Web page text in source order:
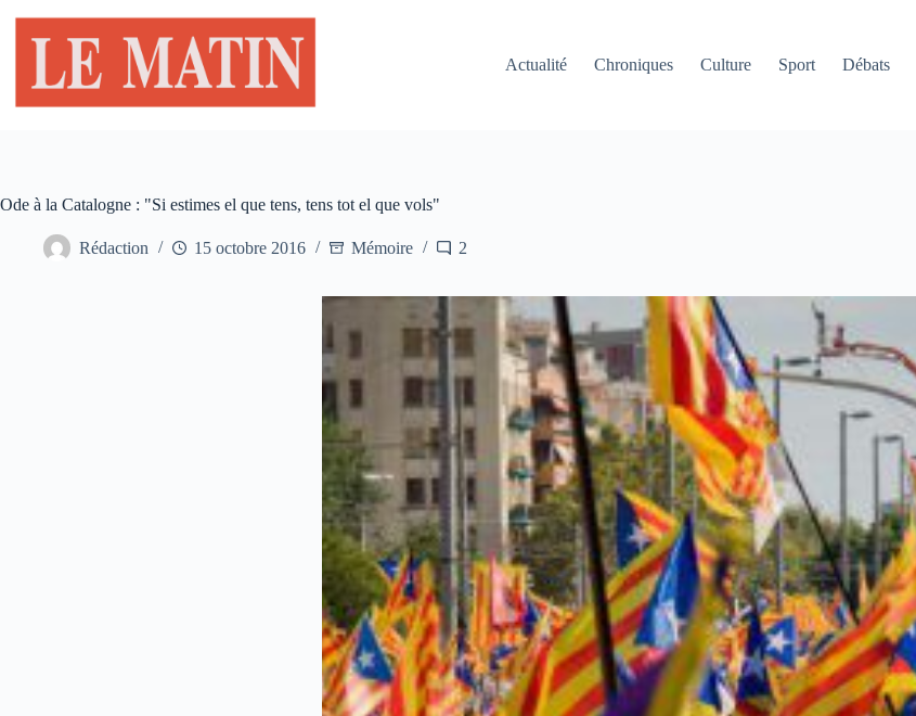
contenu
Actualité
Chroniques Culture Sport Débats
Ode à la Catalogne : "Si estimes el que tens, tens tot el que vols"
Rédaction 15 octobre 2016 Mémoire 2